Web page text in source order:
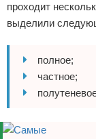
проходит
выделили
полное;
частное;